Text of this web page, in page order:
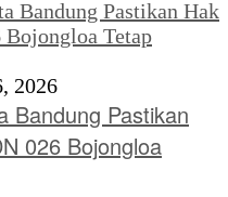
2026
Bandung Pastikan
026 Bojongloa